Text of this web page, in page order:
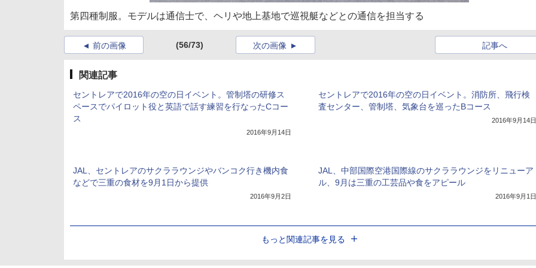
第四種制服。モデルは通信士で、ヘリや地上基地で巡視艇などとの通信を担当する
前の画像 (56/73) 記事へ
次の画像
関連記事
セントレアで2016年の空の日イベント。管制塔の研修ス
ペースでパイロット役と英語で話す練習を行なったCコー
ス
2016年9月14日
セントレアで2016年の空の日イベント。消防所、飛行検
査センター、管制塔、気象台を巡ったBコース
2016年9月14日
JAL、セントレアのサクララウンジやバンコク行き機内食
などで三重の食材を9月1日から提供
2016年9月2日
JAL、中部国際空港国際線のサクララウンジをリニューア
ル、9月は三重の工芸品や食をアピール
2016年9月1日
もっと関連記事を見る